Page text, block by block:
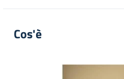
Cos'è